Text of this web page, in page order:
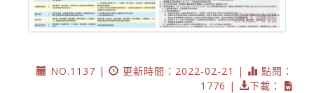
NO.1137 | 更新時間：2022-02-21 |
點閱：
1776 |
下載：